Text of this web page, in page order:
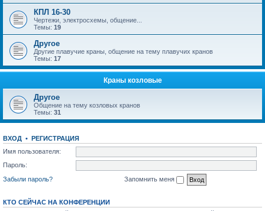
КПЛ 16-30
Чертежи, электросхемы, общение...
Темы: 19
Другое
Другие плавучие краны, общение на тему плавучих кранов
Темы: 17
Краны козловые
Другое
Общение на тему козловых кранов
Темы: 31
ВХОД • РЕГИСТРАЦИЯ
Имя пользователя:
Пароль:
Забыли пароль?
Запомнить меня
КТО СЕЙЧАС НА КОНФЕРЕНЦИИ